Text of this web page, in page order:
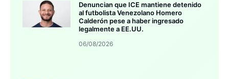
Denuncian que ICE mantiene detenido
al futbolista Venezolano Homero
Calderón pese a haber ingresado
legalmente a EE.UU.
06/08/2026